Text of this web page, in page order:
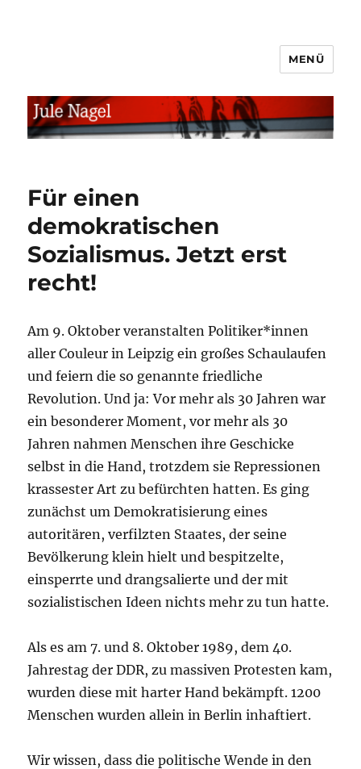
MENÜ
Für einen
demokratischen
Sozialismus. Jetzt erst
recht!
Am 9. Oktober veranstalten Politiker*innen
aller Couleur in Leipzig ein großes Schaulaufen
und feiern die so genannte friedliche
Revolution. Und ja: Vor mehr als 30 Jahren war
ein besonderer Moment, vor mehr als 30
Jahren nahmen Menschen ihre Geschicke
selbst in die Hand, trotzdem sie Repressionen
krassester Art zu befürchten hatten. Es ging
zunächst um Demokratisierung eines
autoritären, verfilzten Staates, der seine
Bevölkerung klein hielt und bespitzelte,
einsperrte und drangsalierte und der mit
sozialistischen Ideen nichts mehr zu tun hatte.
Als es am 7. und 8. Oktober 1989, dem 40.
Jahrestag der DDR, zu massiven Protesten kam,
wurden diese mit harter Hand bekämpft. 1200
Menschen wurden allein in Berlin inhaftiert.
Wir wissen, dass die politische Wende in den